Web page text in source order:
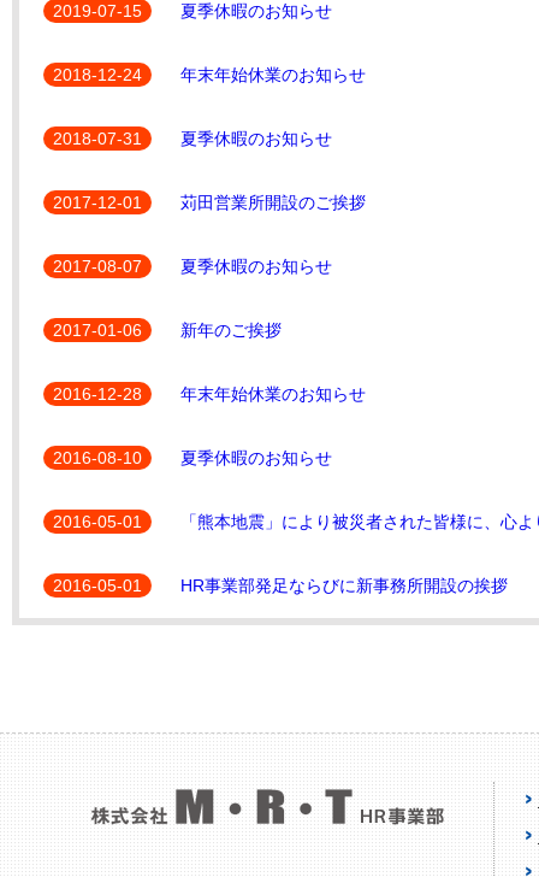
2019-07-15 夏季休暇のお知らせ
2018-12-24 年末年始休業のお知らせ
2018-07-31 夏季休暇のお知らせ
2017-12-01 苅田営業所開設のご挨拶
2017-08-07 夏季休暇のお知らせ
2017-01-06 新年のご挨拶
2016-12-28 年末年始休業のお知らせ
2016-08-10 夏季休暇のお知らせ
2016-05-01 「熊本地震」により被災者された皆様に、心
2016-05-01 HR事業部発足ならびに新事務所開設の挨拶